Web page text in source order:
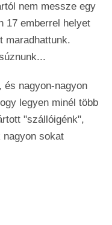
nem messze egy
17 emberrel helyet
maradhattunk.
és nagyon-nagyon
legyen minél több
"szállóigénk",
sokat